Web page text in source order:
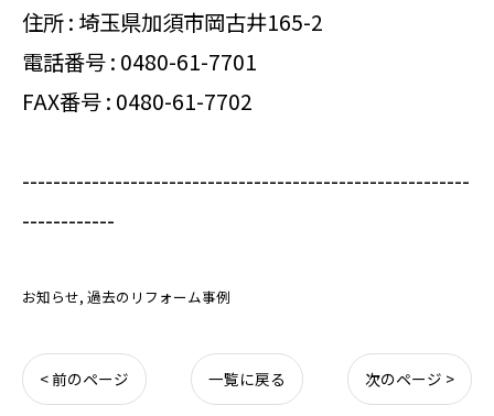
住所 : 埼玉県加須市岡古井165-2
電話番号 : 0480-61-7701
FAX番号 : 0480-61-7702
----------------------------------------------------------
------------
お知らせ 過去のリフォーム事例
< 前のページ 一覧に戻る 次のページ >